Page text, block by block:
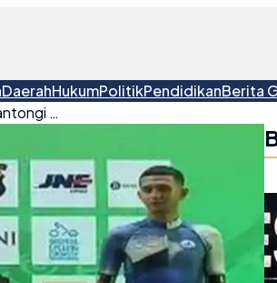
DaerahHukumPolitikPendidikanBerita
Berry Putra Juara GFNY Belitung 2026, Kantongi Tiket ke New York